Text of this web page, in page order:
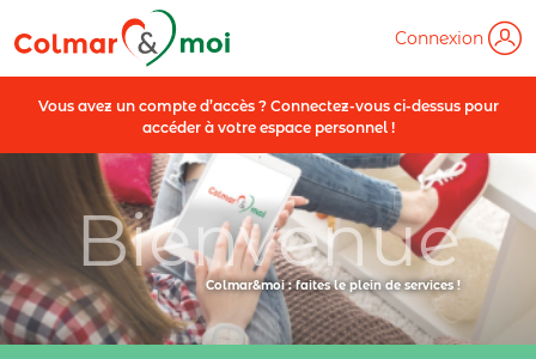
Connexion
Vous avez un compte d’accès ? Connectez-vous ci-dessus pour
accéder à votre espace personnel !
Bienvenue
Colmar&moi : faites le plein de services !